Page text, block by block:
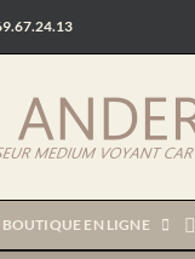
BOUTIQUE EN LIGNE